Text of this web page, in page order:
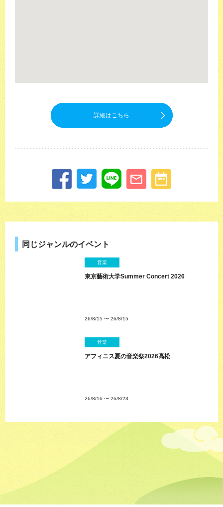
詳細はこちら
同じジャンルのイベント
音楽
東京藝術大学Summer Concert 2026
26/8/15 〜 26/8/15
音楽
アフィニス夏の音楽祭2026高松
26/8/16 〜 26/8/23